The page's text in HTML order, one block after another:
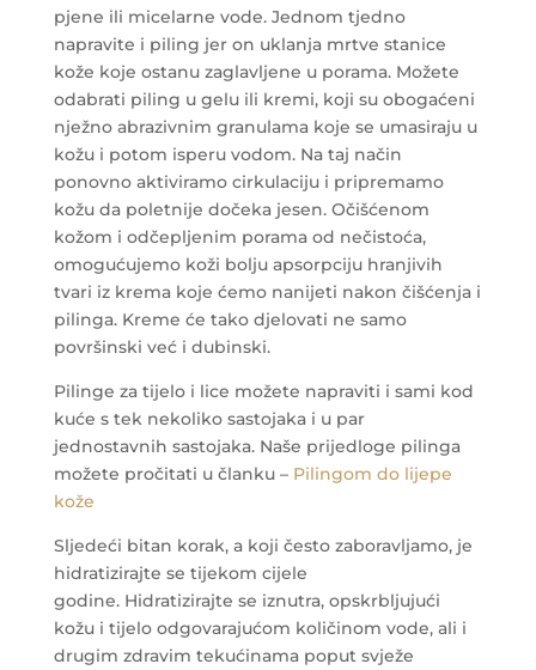
pjene ili micelarne vode. Jednom tjedno
napravite i piling jer on uklanja mrtve stanice
kože koje ostanu zaglavljene u porama. Možete
odabrati piling u gelu ili kremi, koji su obogaćeni
nježno abrazivnim granulama koje se umasiraju u
kožu i potom isperu vodom. Na taj način
ponovno aktiviramo cirkulaciju i pripremamo
kožu da poletnije dočeka jesen. Očišćenom
kožom i odčepljenim porama od nečistoća,
omogućujemo koži bolju apsorpciju hranjivih
tvari iz krema koje ćemo nanijeti nakon čišćenja i
pilinga. Kreme će tako djelovati ne samo
površinski već i dubinski.
Pilinge za tijelo i lice možete napraviti i sami kod
kuće s tek nekoliko sastojaka i u par
jednostavnih sastojaka. Naše prijedloge pilinga
možete pročitati u članku – Pilingom do lijepe
kože
Sljedeći bitan korak, a koji često zaboravljamo, je
hidratizirajte se tijekom cijele
godine. Hidratizirajte se iznutra, opskrbljujući
kožu i tijelo odgovarajućom količinom vode, ali i
drugim zdravim tekućinama poput svježe